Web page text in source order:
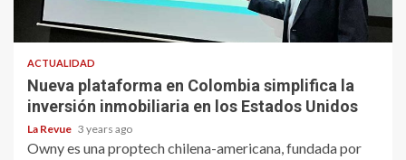
ACTUALIDAD
Nueva plataforma en Colombia simplifica la
inversión inmobiliaria en los Estados Unidos
La Revue 3 years ago
Owny es una proptech chilena-americana, fundada por